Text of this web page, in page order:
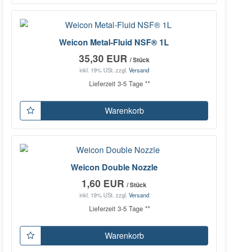
Weicon Metal-Fluid NSF® 1L
35,30 EUR / Stück
inkl. 19% USt. zzgl. Versand
Lieferzeit 3-5 Tage **
Warenkorb
Weicon Double Nozzle
1,60 EUR / Stück
inkl. 19% USt. zzgl. Versand
Lieferzeit 3-5 Tage **
Warenkorb